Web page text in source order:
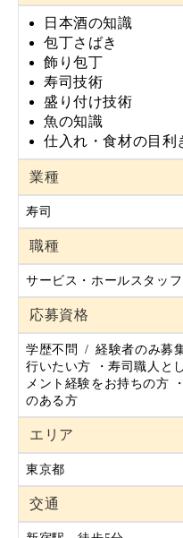
日本酒の知識
包丁さばき︎
飾り包丁
寿司技術
盛り付け技術
魚の知識
仕入れ・食材の目利
業種
寿司
職種
サービス・ホールスタッ
応募資格
学歴不問 / 経験者のみ募
行いたい方 ・寿司職人と
メント経験をお持ちの方
のある方
エリア
東京都
交通